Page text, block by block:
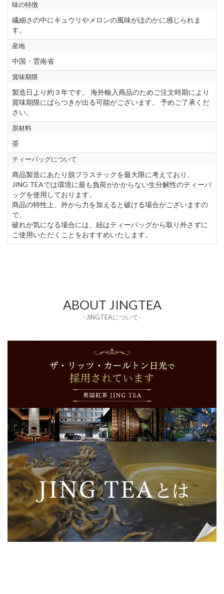
味の特徴
繊細さの中にキュウリやメロンの風味がほのかに感じられま
す。
産地
中国・雲南省
賞味期限
製造日より約３年です。 海外輸入商品のためご注文時期により
賞味期限にばらつきが出る可能がございます。 予めご了承くだ
さい。
原材料
茶
ティーバッグについて
商品製造にあたり脱プラスチックを最大限に考えており、
JING TEAでは環境に最も負荷がかからない生分解性のティーバ
ッグを使用しております。
商品の特性上、外から力を加えると破ける場合がございますの
で、
破れが気になる場合には、紐はティーバッグから取り外さずに
ご使用いただくことをおすすめいたします。
ABOUT JINGTEA
- JINGTEAについて-